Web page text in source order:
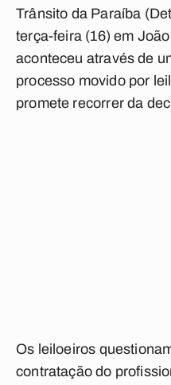
Trânsito da Paraíba
terça-feira (16) em
aconteceu através de
processo movido por
promete recorrer da
Os leiloeiros
contratação do